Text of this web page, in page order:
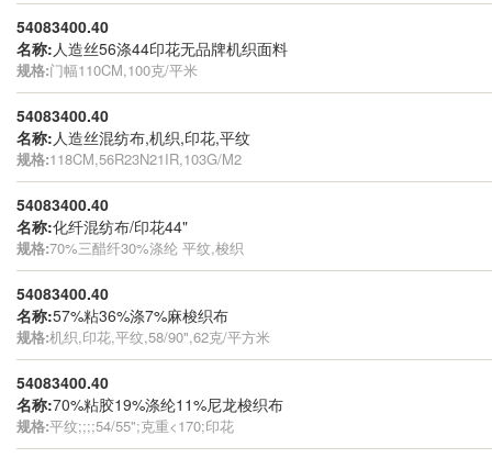
54083400.40
名称: 人造丝56涤44印花无品牌机织面料
规格:门幅110CM,100克/平米
54083400.40
名称: 人造丝混纺布,机织,印花,平纹
规格:118CM,56R23N21IR,103G/M2
54083400.40
名称:化纤混纺布/印花44"
规格:70%三醋纤30%涤纶 平纹,梭织
54083400.40
名称:57%粘36%涤7%麻梭织布
规格:机织,印花,平纹,58/90",62克/平方米
54083400.40
名称:70%粘胶19%涤纶11%尼龙梭织布
规格:平纹;;;;54/55";克重<170;印花